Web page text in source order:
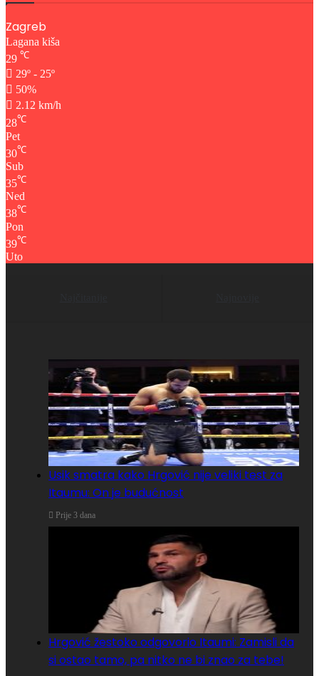
Zagreb
Lagana kiša
29 ℃
29º - 25º
50%
2.12 km/h
28℃
Pet
30℃
Sub
35℃
Ned
38℃
Pon
39℃
Uto
Usik smatra kako Hrgović nije veliki test za
Itaumu: On je budućnost
Prije 3 dana
Hrgović žestoko odgovorio Itaumi: Zamisli da
si ostao tamo, pa nitko ne bi znao za tebe!